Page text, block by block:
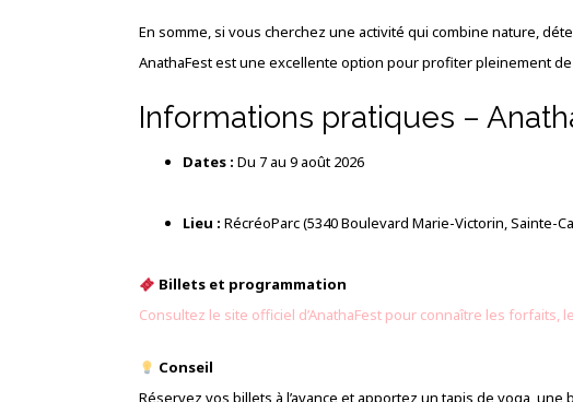
En somme, si vous cherchez une activité qui combine nature,
AnathaFest est une excellente option pour profiter pleinement de
Informations pratiques –
Dates : Du 7 au 9 août 2026
Lieu : RécréoParc(5340 Boulevard Marie-Victorin, Sainte-
Billets et programmation
Consultez le site officiel d’AnathaFest pour connaître les forfaits,
Conseil
Réservez vos billets à l’avance et apportez un tapis de yoga,